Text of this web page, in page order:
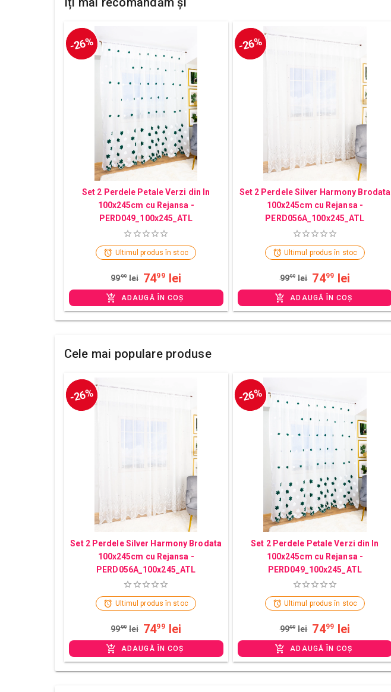
-26%
Set 2 Perdele Petale Verzi din In
100x245cm cu Rejansa -
PERD049_100x245_ATL
Ultimul produs în stoc
9999 lei 7499 lei
ADAUGĂ ÎN COȘ
-26%
Set 2 Perdele Silver Harmony Brodata
100x245cm cu Rejansa -
PERD056A_100x245_ATL
Ultimul produs în stoc
9999 lei 7499 lei
ADAUGĂ ÎN COȘ
Cele mai populare produse
-26%
Set 2 Perdele Silver Harmony Brodata
100x245cm cu Rejansa -
PERD056A_100x245_ATL
Ultimul produs în stoc
9999 lei 7499 lei
ADAUGĂ ÎN COȘ
-26%
Set 2 Perdele Petale Verzi din In
100x245cm cu Rejansa -
PERD049_100x245_ATL
Ultimul produs în stoc
9999 lei 7499 lei
ADAUGĂ ÎN COȘ